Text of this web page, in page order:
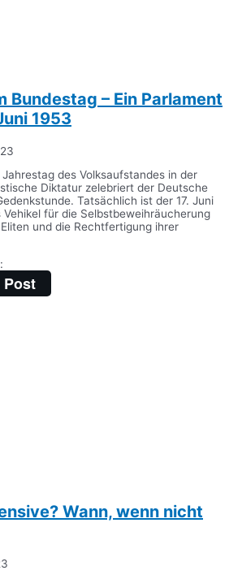
Bundestag – Ein Parlament
1953
des Volksaufstandes in der
Diktatur zelebriert der Deutsche
Tatsächlich ist der 17. Juni
für die Selbstbeweihräucherung
und die Rechtfertigung ihrer
Post
Wann, wenn nicht